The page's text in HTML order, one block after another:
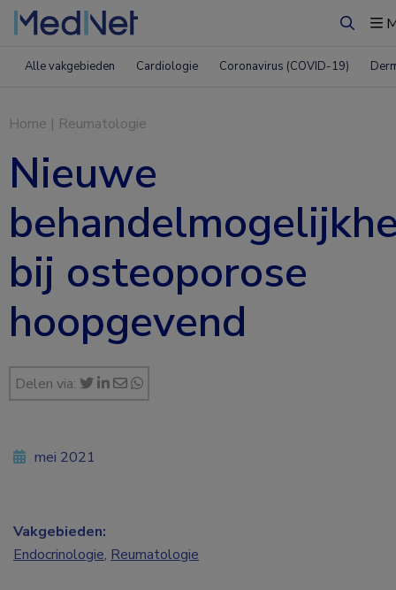
Zoeken
Alle vakgebieden Cardiologie Coronavirus (COVID-19)
Home | Reumatologie
Nieuwe
bij osteoporose
hoopgevend
Delen via:
mei 2021
Vakgebieden:
Endocrinologie, Reumatologie